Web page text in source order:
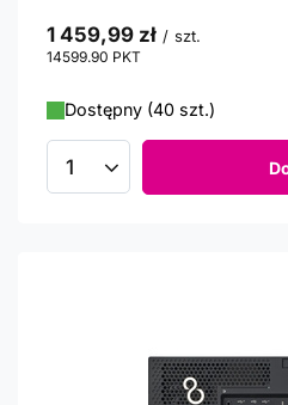
1 459,99 zł / szt.
14599.90 PKT
Dostępny (40 szt.)
Ilość produktów